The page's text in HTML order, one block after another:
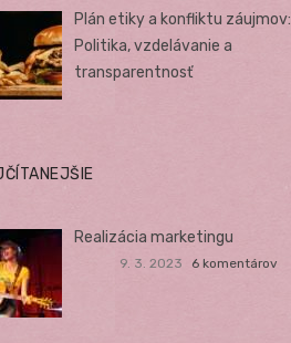
Plán etiky a konfliktu záujmov:
Politika, vzdelávanie a
transparentnosť
Realizácia marketingu
9. 3. 2023 6 komentárov